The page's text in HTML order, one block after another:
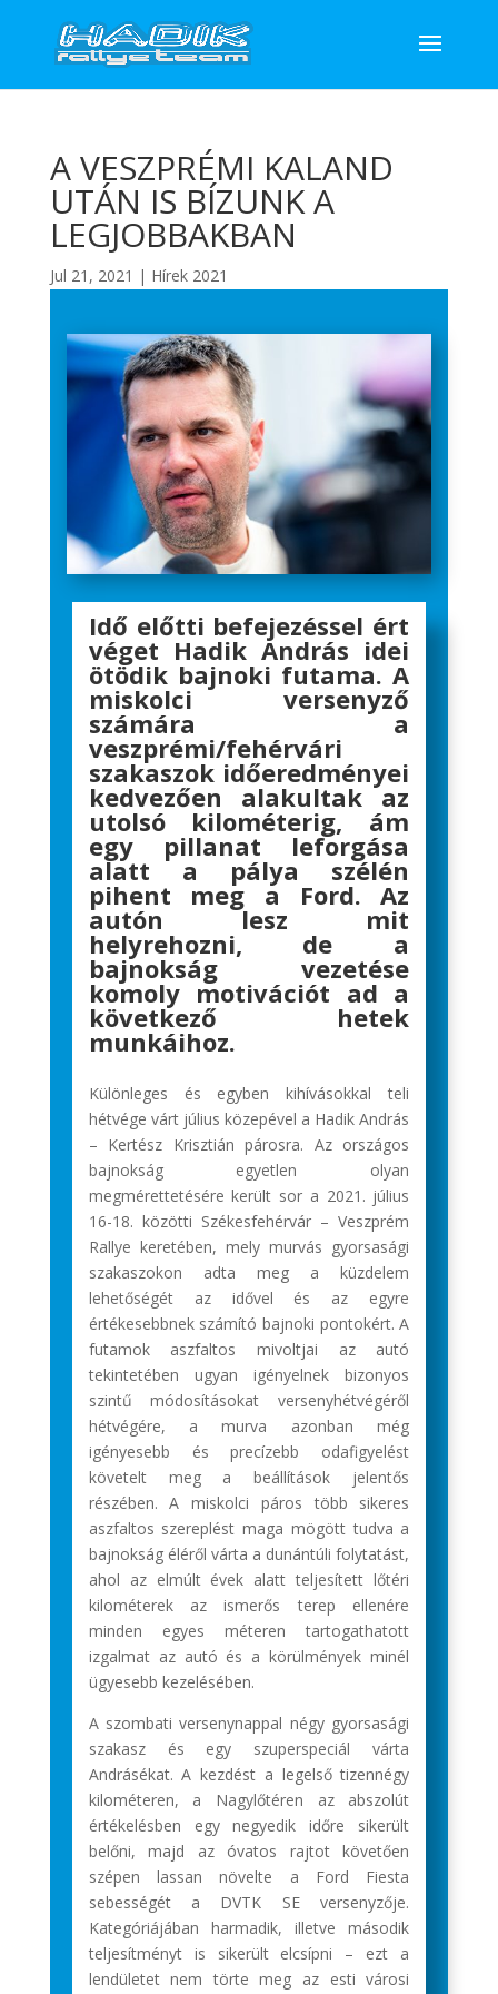
A VESZPRÉMI KALAND
UTÁN IS BÍZUNK A
LEGJOBBAKBAN
Jul 21, 2021 | Hírek 2021
Idő előtti befejezéssel ért
véget Hadik András idei
ötödik bajnoki futama. A
miskolci versenyző
számára a
veszprémi/fehérvári
szakaszok időeredményei
kedvezően alakultak az
utolsó kilométerig, ám
egy pillanat leforgása
alatt a pálya szélén
pihent meg a Ford. Az
autón lesz mit
helyrehozni, de a
bajnokság vezetése
komoly motivációt ad a
következő hetek
munkáihoz.
Különleges és egyben kihívásokkal teli
hétvége várt július közepével a Hadik András
– Kertész Krisztián párosra. Az országos
bajnokság egyetlen olyan
megmérettetésére került sor a 2021. július
16-18. közötti Székesfehérvár – Veszprém
Rallye keretében, mely murvás gyorsasági
szakaszokon adta meg a küzdelem
lehetőségét az idővel és az egyre
értékesebbnek számító bajnoki pontokért. A
futamok aszfaltos mivoltjai az autó
tekintetében ugyan igényelnek bizonyos
szintű módosításokat versenyhétvégéről
hétvégére, a murva azonban még
igényesebb és precízebb odafigyelést
követelt meg a beállítások jelentős
részében. A miskolci páros több sikeres
aszfaltos szereplést maga mögött tudva a
bajnokság éléről várta a dunántúli folytatást,
ahol az elmúlt évek alatt teljesített lőtéri
kilométerek az ismerős terep ellenére
minden egyes méteren tartogathatott
izgalmat az autó és a körülmények minél
ügyesebb kezelésében.
A szombati versenynappal négy gyorsasági
szakasz és egy szuperspeciál várta
Andrásékat. A kezdést a legelső tizennégy
kilométeren, a Nagylőtéren az abszolút
értékelésben egy negyedik időre sikerült
belőni, majd az óvatos rajtot követően
szépen lassan növelte a Ford Fiesta
sebességét a DVTK SE versenyzője.
Kategóriájában harmadik, illetve második
teljesítményt is sikerült elcsípni – ezt a
lendületet nem törte meg az esti városi